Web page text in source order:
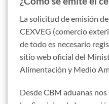
La solicitud de emisión
CEXVEG (comercio
de todo es necesario
sitio web oficial del
Alimentación y Medio
Desde CBM aduanas